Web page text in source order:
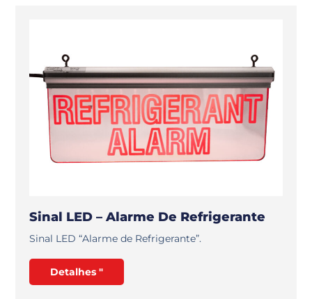
Sinal LED – Alarme De Refrigerante
Sinal LED “Alarme de Refrigerante”.
Detalhes "